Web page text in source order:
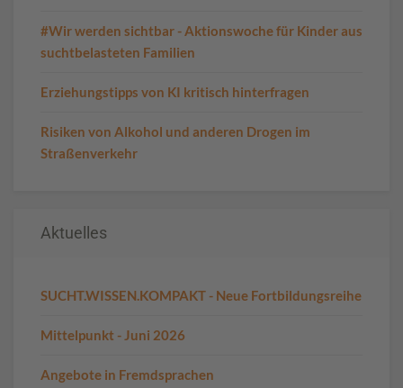
#Wir werden sichtbar - Aktionswoche für Kinder aus
suchtbelasteten Familien
Erziehungstipps von KI kritisch hinterfragen
Risiken von Alkohol und anderen Drogen im
Straßenverkehr
Aktuelles
SUCHT.WISSEN.KOMPAKT - Neue Fortbildungsreihe
Mittelpunkt - Juni 2026
Angebote in Fremdsprachen